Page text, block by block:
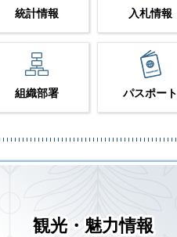
統計情報 入札情報
組織部署 パスポート
観光・魅力情報